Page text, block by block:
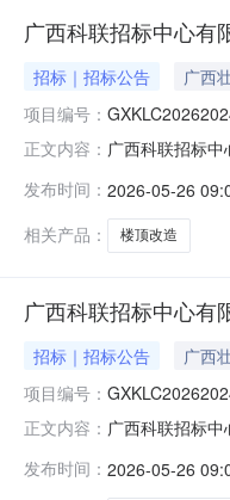
广西科联招标中心有
招标｜招标公告 广西
项目编号：
正文内容： 广西科联招标
间）前提交电
发布时间： 2026-05-26
相关产品：
楼顶改造
广西科联招标中心有
招标｜招标公告 广西
项目编号：
正文内容： 广西科联招标
目基本情况1.项
发布时间： 2026-05-26